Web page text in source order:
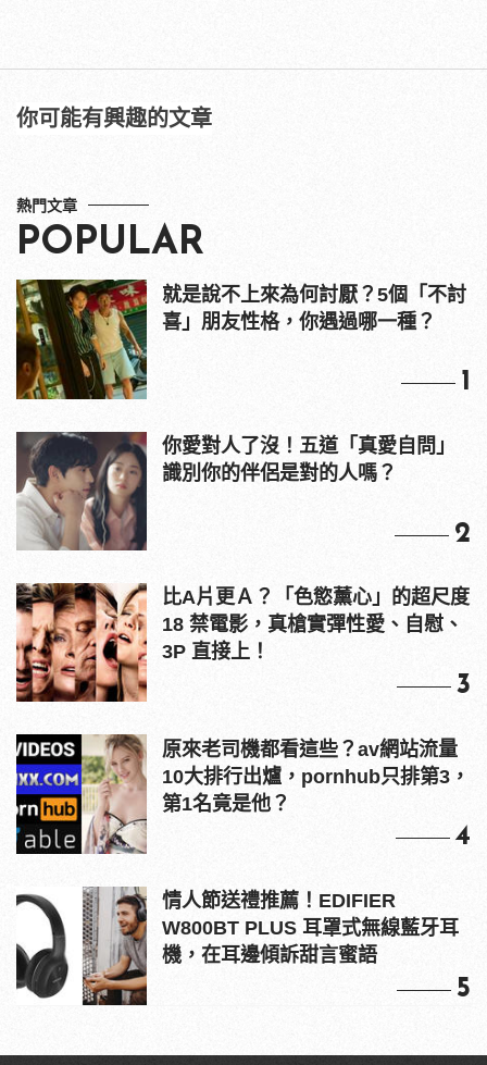
你可能有興趣的文章
熱門文章
POPULAR
就是說不上來為何討厭？5個「不討
喜」朋友性格，你遇過哪一種？
1
你愛對人了沒！五道「真愛自問」
識別你的伴侶是對的人嗎？
2
比A片更Ａ？「色慾薰心」的超尺度
18 禁電影，真槍實彈性愛、自慰、
3P 直接上！
3
原來老司機都看這些？av網站流量
10大排行出爐，pornhub只排第3，
第1名竟是他？
4
情人節送禮推薦！EDIFIER
W800BT PLUS 耳罩式無線藍牙耳
機，在耳邊傾訴甜言蜜語
5